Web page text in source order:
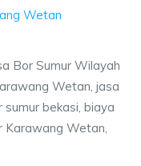
Wetan
Bor Sumur Wilayah
Wetan, jasa
bekasi, biaya
Karawang Wetan,